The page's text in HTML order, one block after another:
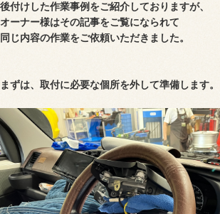
後付けした作業事例をご紹介しておりますが、
オーナー様はその記事をご覧になられて
同じ内容の作業をご依頼いただきました。
まずは、取付に必要な個所を外して準備します。